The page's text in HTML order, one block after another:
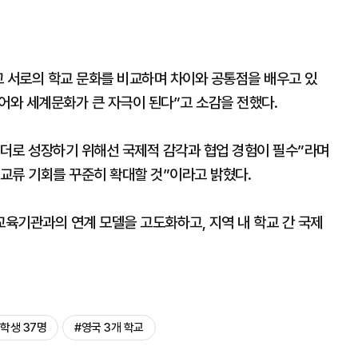
로의 학교 문화를 비교하며 차이와 공통점을 배우고 있
와 세계문화가 큰 자극이 된다”고 소감을 전했다.
로 성장하기 위해선 국제적 감각과 협업 경험이 필수”라며
류 기회를 꾸준히 확대할 것”이라고 밝혔다.
기관과의 연계 모델을 고도화하고, 지역 내 학교 간 국제
생 37명 #영국 3개 학교